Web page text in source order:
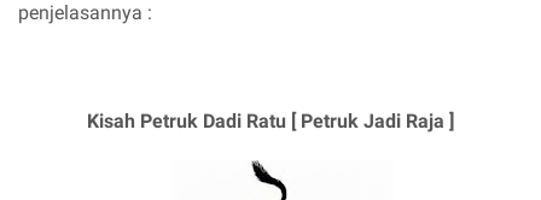
penjelasannya :
Kisah Petruk Dadi Ratu [ Petruk Jadi Raja ]